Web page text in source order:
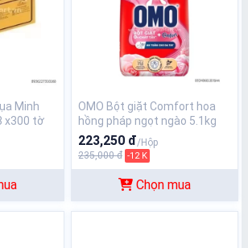
Minh
x300 tờ
OMO Bột giặt Comfort hoa
hồng pháp ngọt ngào 5.1kg
223,250 đ/Hộp
235,000 đ -12 K
Chọn mua